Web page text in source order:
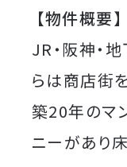
【物件概要】
JR・阪神・
らは商店街
築20年のマ
ニーがあり